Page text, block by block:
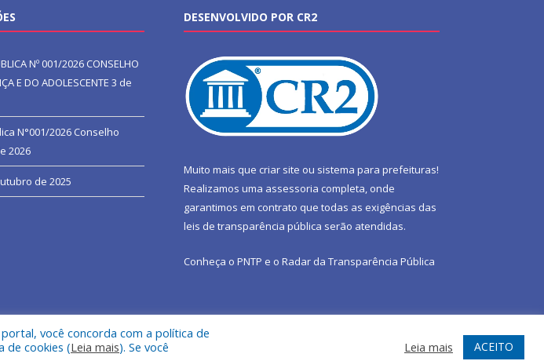
Nº 001/2026 CONSELHO
E DO ADOLESCENTE 3 de
N°001/2026 Conselho
2026
de 2025
DESENVOLVIDO POR CR2
Muito mais que criar site ou sistema para prefeituras!
Realizamos uma assessoria completa, onde
garantimos em contrato que todas as exigências das
leis de transparência pública serão atendidas.
Conheça o PNTP e o Radar da Transparência Pública
Mapa do Site Acessar Webmail
você concorda com a política de
de cookies (Leia mais). Se você
Leia mais ACEITO